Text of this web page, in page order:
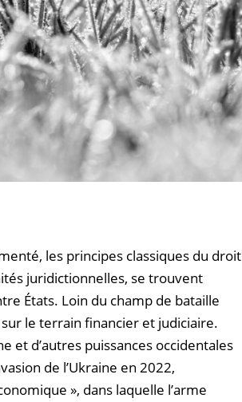
les principes classiques du droit
juridictionnelles, se trouvent
États. Loin du champ de bataille
le terrain financier et judiciaire.
et d’autres puissances occidentales
de l’Ukraine en 2022,
», dans laquelle l’arme